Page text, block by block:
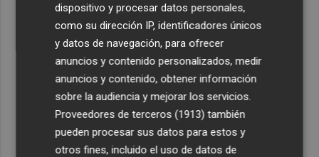
Recibe toda la actualidad de
Plaza Podcast en tu correo
Quiero suscribirme
dispositivo y procesar datos personales,
como su dirección IP, identificadores únicos
y datos de navegación, para ofrecer
anuncios y contenido personalizados, medir
anuncios y contenido, obtener información
sobre la audiencia y mejorar los servicios.
Proveedores de terceros (1913) también
pueden procesar sus datos para estos y
otros fines, incluido el uso de datos de